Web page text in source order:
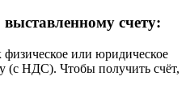
счету:
физическое или юридическое
(с НДС). Чтобы получить счёт,